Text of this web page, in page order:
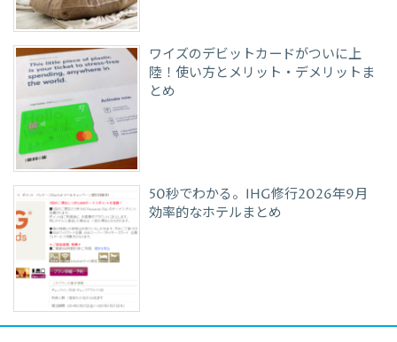
ワイズのデビットカードがついに上
陸！使い方とメリット・デメリットま
とめ
50秒でわかる。IHG修行2026年9月
効率的なホテルまとめ